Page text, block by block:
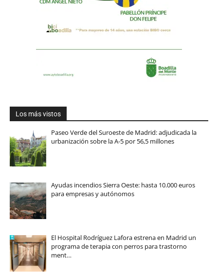
Los más vistos
Paseo Verde del Suroeste de Madrid: adjudicada la
urbanización sobre la A-5 por 56,5 millones
Ayudas incendios Sierra Oeste: hasta 10.000 euros
para empresas y autónomos
El Hospital Rodríguez Lafora estrena en Madrid un
programa de terapia con perros para trastorno
ment…